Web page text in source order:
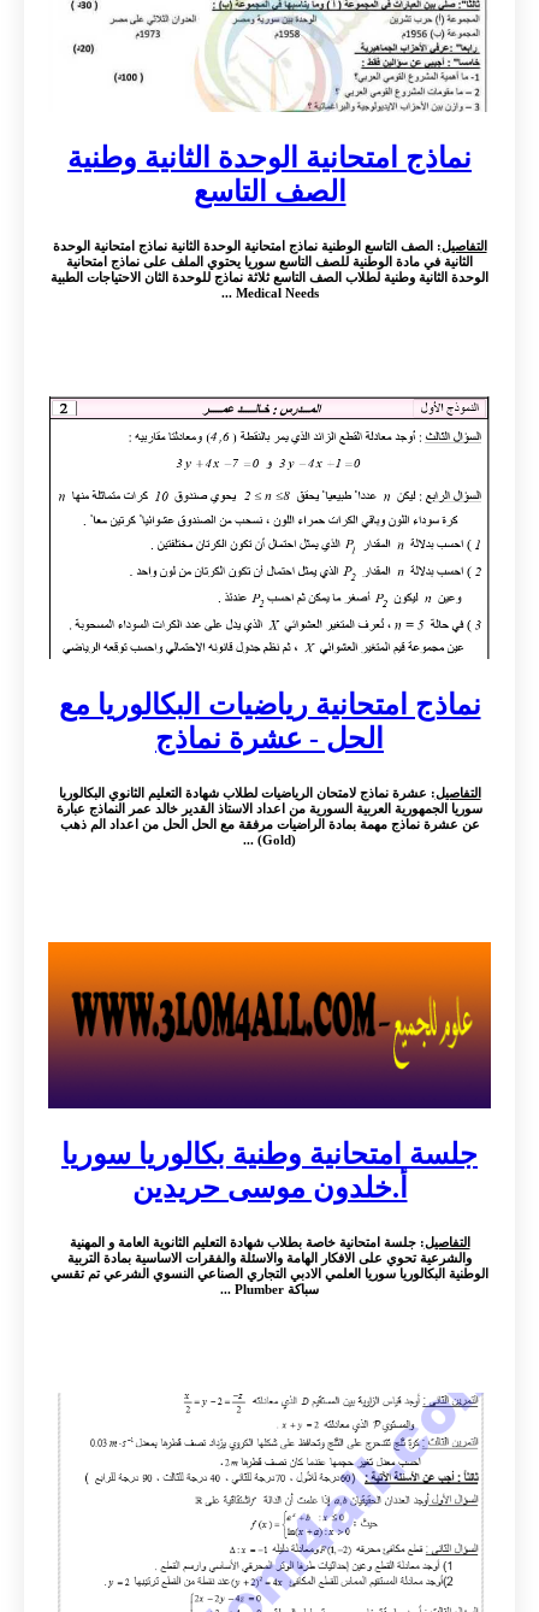
نماذج امتحانية الوحدة الثانية وطنية
الصف التاسع
التفاصيل: الصف التاسع الوطنية نماذج امتحانية الوحدة الثانية نماذج امتحانية الوحدة
الثانية في مادة الوطنية للصف التاسع سوريا يحتوي الملف على نماذج امتحانية
الوحدة الثانية وطنية لطلاب الصف التاسع ثلاثة نماذج للوحدة الثان الاحتياجات الطبية
Medical Needs ...
نماذج امتحانية رياضيات البكالوريا مع
الحل - عشرة نماذج
التفاصيل: عشرة نماذج لامتحان الرياضيات لطلاب شهادة التعليم الثانوي البكالوريا
سوريا الجمهورية العربية السورية من اعداد الاستاذ القدير خالد عمر النماذج عبارة
عن عشرة نماذج مهمة بمادة الراضيات مرفقة مع الحل الحل من اعداد الم ذهب
(Gold) ...
جلسة امتحانية وطنية بكالوريا سوريا
أ.خلدون موسى حريدين
التفاصيل: جلسة امتحانية خاصة بطلاب شهادة التعليم الثانوية العامة و المهنية
والشرعية تحوي على الافكار الهامة والاسئلة والفقرات الاساسية بمادة التربية
الوطنية البكالوريا سوريا العلمي الادبي التجاري الصناعي النسوي الشرعي تم تقسي
سباكة Plumber ...